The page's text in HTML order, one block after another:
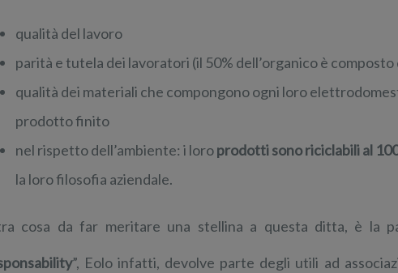
qualità del lavoro
parità e tutela dei lavoratori (il 50% dell’organico è composto
qualità dei materiali che compongono ogni loro
prodotto finito
nel rispetto dell’ambiente: i loroprodotti sono riciclabili al
la loro filosofia aziendale.
cosa da far meritare una stellina a questa ditta, è la
”, Eolo infatti, devolve parte degli utili ad